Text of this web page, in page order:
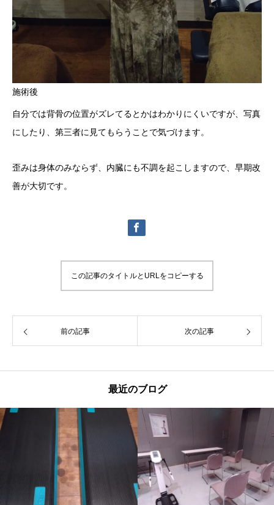
施術後
自分では背骨の位置がズレてるとかはわかりにくいですが、写真
にしたり、第三者に見てもらうことで気づけます。
歪みは身体のみならず、内臓にも不調を起こしますので、早期改
善が大切です。
この記事のタイトルとURLをコピーする
前の記事 次の記事
最近のブログ